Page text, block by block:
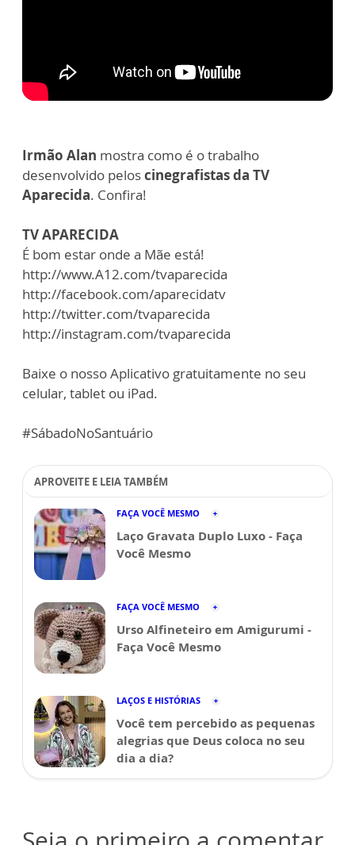
Irmão Alan mostra como é o trabalho
desenvolvido peloscinegrafistas da TV
Aparecida. Confira!
TV APARECIDA
É bom estar onde a Mãe está!
http://www.A12.com/tvaparecida
http://facebook.com/aparecidatv
http://twitter.com/tvaparecida
http://instagram.com/tvaparecida
Baixe o nosso Aplicativo gratuitamente no seu
celular, tablet ou iPad.
#SábadoNoSantuário
APROVEITE E LEIA TAMBÉM
FAÇA VOCÊ MESMO
Laço Gravata Duplo Luxo - Faça
Você Mesmo
FAÇA VOCÊ MESMO
Urso Alfineteiro em Amigurumi -
Faça Você Mesmo
LAÇOS E HISTÓRIAS
Você tem percebido as pequenas
alegrias que Deus coloca no seu
dia a dia?